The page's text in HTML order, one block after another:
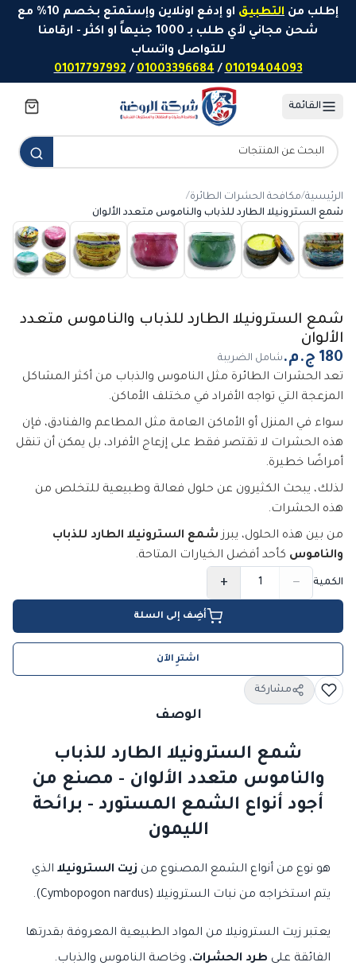
تخطَّ إلى المحتوى
إطلب من التطبيق
او إدفع اونلاين وإستمتع بخصم 10% مع
شحن مجاني لأي طلب بـ 1000 جنيهاً او اكثر - ارقامنا
للتواصل واتساب
01019404093
/
01003396684
/
01017797992
القائمة
الرئيسية/مكافحة الحشرات الطائرة/
شمع السترونيلا الطارد للذباب والناموس متعدد الألوان
شمع السترونيلا الطارد للذباب والناموس متعدد
الألوان
شامل الضريبة
تعد الحشرات الطائرة مثل الناموس والذباب من أكثر المشاكل
المزعجة التي تواجه الأفراد في مختلف الأماكن.
سواء في المنزل أو الأماكن العامة مثل المطاعم والفنادق، فإن
هذه الحشرات لا تقتصر فقط على إزعاج الأفراد، بل يمكن أن تنقل
أمراضًا خطيرة.
لذلك، يبحث الكثيرون عن حلول فعالة وطبيعية للتخلص من
هذه الحشرات.
من بين هذه الحلول، يبرزشمع السترونيلا الطارد للذباب
والناموس كأحد أفضل الخيارات المتاحة.
الكمية −
+
أضِف إلى السلة
اشترِ الآن
مشاركة
الوصف
شمع السترونيلا الطارد للذباب
والناموس متعدد الألوان - مصنع من
أجود أنواع الشمع المستورد - برائحة
الليمون
هو نوع من أنواع الشمع المصنوع من زيت السترونيلا الذي
يتم استخراجه من نبات السترونيلا (Cymbopogon nardus).
يعتبر زيت السترونيلا من المواد الطبيعية المعروفة بقدرتها
الفائقة على طرد الحشرات، وخاصة الناموس والذباب.